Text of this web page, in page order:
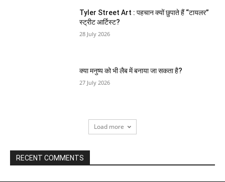
Tyler Street Art : पहचान क्यों छुपाते हैं “टायलर”
स्ट्रीट आर्टिस्ट?
28 July 2026
क्या मनुष्य को भी लैब में बनाया जा सकता है?
27 July 2026
Load more
RECENT COMMENTS